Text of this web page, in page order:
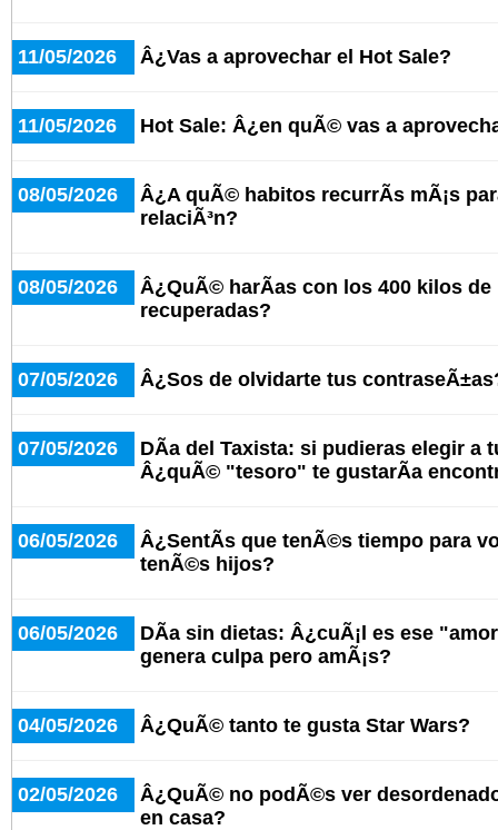
11/05/2026 Â¿Vas a aprovechar el Hot Sale?
11/05/2026 Hot Sale: Â¿en quÃ© vas a
08/05/2026
Â¿A quÃ© habitos recurrÃ­s mÃ¡s
relaciÃ³n?
08/05/2026
Â¿QuÃ© harÃ­as con los 400 kilos de
recuperadas?
07/05/2026 Â¿Sos de olvidarte tus
07/05/2026
DÃ­a del Taxista: si pudieras elegir a
Â¿quÃ© "tesoro" te gustarÃ­a
06/05/2026
Â¿SentÃ­s que tenÃ©s tiempo para
tenÃ©s hijos?
06/05/2026
DÃ­a sin dietas: Â¿cuÃ¡l es ese
genera culpa pero amÃ¡s?
04/05/2026 Â¿QuÃ© tanto te gusta Star Wars?
02/05/2026
Â¿QuÃ© no podÃ©s ver
en casa?